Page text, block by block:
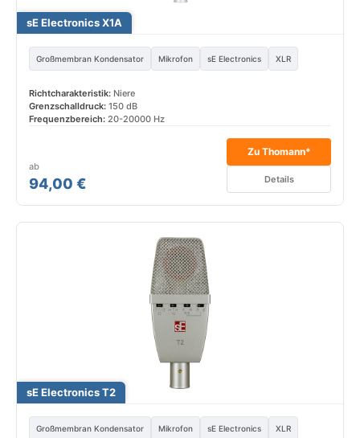
sE Electronics X1A
Großmembran Kondensator Mikrofon sE Electronics XLR
Richtcharakteristik: Niere
Grenzschalldruck: 150 dB
Frequenzbereich: 20-20000 Hz
ab
94,00 €
Zu Thomann*
Details
sE Electronics T2
Großmembran Kondensator Mikrofon sE Electronics XLR